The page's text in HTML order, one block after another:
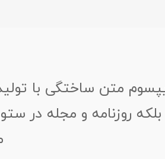
متن ساختگی با
روزنامه و مجله در